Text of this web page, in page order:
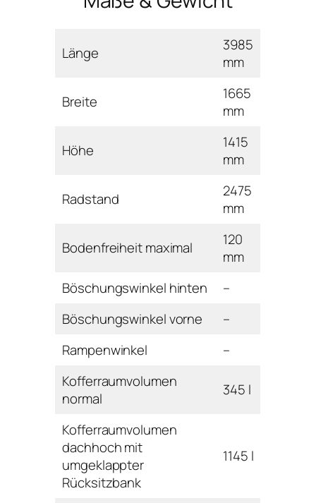
Länge
3985
mm
Breite
1665
mm
Höhe
1415
mm
Radstand
2475
mm
Bodenfreiheit maximal
120
mm
Böschungswinkel hinten
–
Böschungswinkel vorne
–
Rampenwinkel
–
Kofferraumvolumen
normal
345 l
Kofferraumvolumen
dachhoch mit
umgeklappter
Rücksitzbank
1145 l